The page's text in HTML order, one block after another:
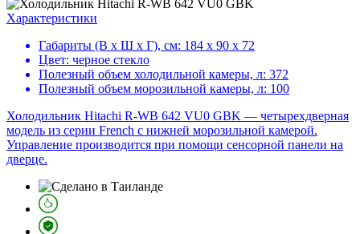
Характеристики
Габариты (В х Ш х Г), см: 184 х 90 х 72
Цвет: черное стекло
Полезный объем холодильной камеры, л: 372
Полезный объем морозильной камеры, л: 100
Холодильник Hitachi R-WB 642 VU0 GBK — четырехдверная
модель из серии French с нижней морозильной камерой.
Управление производится при помощи сенсорной панели на
дверце.